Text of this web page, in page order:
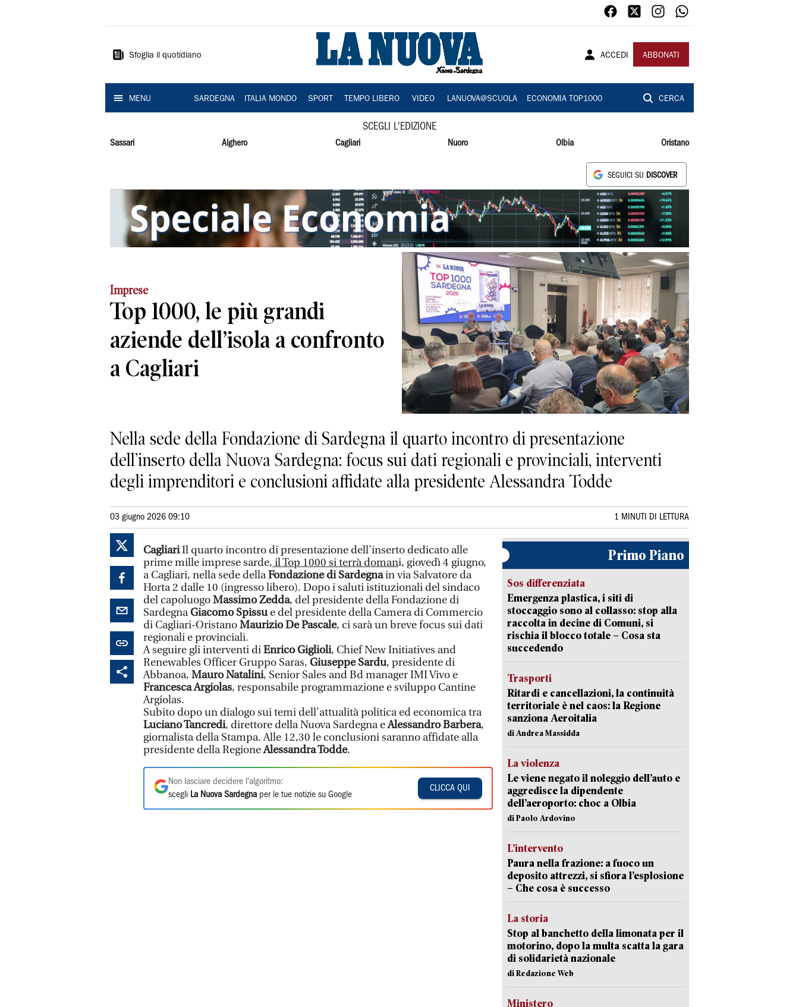
Sardegna
Sfoglia il quotidiano ACCEDI ABBONATI
MENU SARDEGNA ITALIA MONDO SPORT TEMPO LIBERO VIDEO LANUOVA@SCUOLA ECONOMIA TOP1000 CERCA
SCEGLI L'EDIZIONE
Sassari Alghero Cagliari Nuoro Olbia Oristano
SEGUICI SU DISCOVER
Imprese
Top 1000, le più grandi
aziende dell’isola a confronto
a Cagliari
Nella sede della Fondazione di Sardegna il quarto incontro di presentazione
dell’inserto della Nuova Sardegna: focus sui dati regionali e provinciali, interventi
degli imprenditori e conclusioni affidate alla presidente Alessandra Todde
03 giugno 2026 09:10 1 MINUTI DI LETTURA
CagliariIl quarto incontro di presentazione dell'inserto dedicato alle
prime mille imprese sarde, il Top 1000 si terrà domani, giovedì 4 giugno,
a Cagliari, nella sede dellaFondazione di Sardegnain via Salvatore da
Horta 2 dalle 10 (ingresso libero). Dopo i saluti istituzionali del sindaco
del capoluogoMassimo Zedda, del presidente della Fondazione di
SardegnaGiacomo Spissue del presidente della Camera di Commercio
di Cagliari-OristanoMaurizio De Pascale, ci sarà un breve focus sui dati
regionali e provinciali.
A seguire gli interventi diEnrico Giglioli, Chief New Initiatives and
Renewables Officer Gruppo Saras, Giuseppe Sardu, presidente di
Abbanoa, Mauro Natalini, Senior Sales and Bd manager IMI Vivo e
Francesca Argiolas, responsabile programmazione e sviluppo Cantine
Argiolas.
Subito dopo un dialogo sui temi dell'attualità politica ed economica tra
Luciano Tancredi, direttore della Nuova Sardegna eAlessandro Barbera,
giornalista della Stampa. Alle 12,30 le conclusioni saranno affidate alla
presidente della RegioneAlessandra Todde.
Non lasciare decidere l'algoritmo:
scegli La Nuova Sardegna per le tue notizie su Google
CLICCA QUI
Primo Piano
Sos differenziata
Emergenza plastica, i siti di
stoccaggio sono al collasso: stop alla
raccolta in decine di Comuni, si
rischia il blocco totale – Cosa sta
succedendo
Trasporti
Ritardi e cancellazioni, la continuità
territoriale è nel caos: la Regione
sanziona Aeroitalia
di Andrea Massidda
La violenza
Le viene negato il noleggio dell’auto e
aggredisce la dipendente
dell’aeroporto: choc a Olbia
di Paolo Ardovino
L’intervento
Paura nella frazione: a fuoco un
deposito attrezzi, si sfiora l’esplosione
– Che cosa è successo
La storia
Stop al banchetto della limonata per il
motorino, dopo la multa scatta la gara
di solidarietà nazionale
di Redazione Web
Ministero